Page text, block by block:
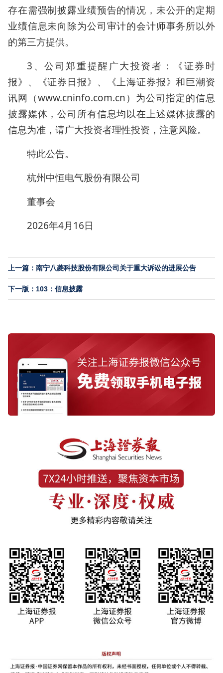
存在需强制披露业绩预告的情况，未公开的定期
业绩信息未向除为公司审计的会计师事务所以外
的第三方提供。
3、公司郑重提醒广大投资者：《证券时
报》、《证券日报》、《上海证券报》和巨潮资
讯网（www.cninfo.com.cn）为公司指定的信息
披露媒体，公司所有信息均以在上述媒体披露的
信息为准，请广大投资者理性投资，注意风险。
特此公告。
杭州中恒电气股份有限公司
董事会
2026年4月16日
上一篇：南宁八菱科技股份有限公司关于重大诉讼的进展公告
下一版：103：信息披露